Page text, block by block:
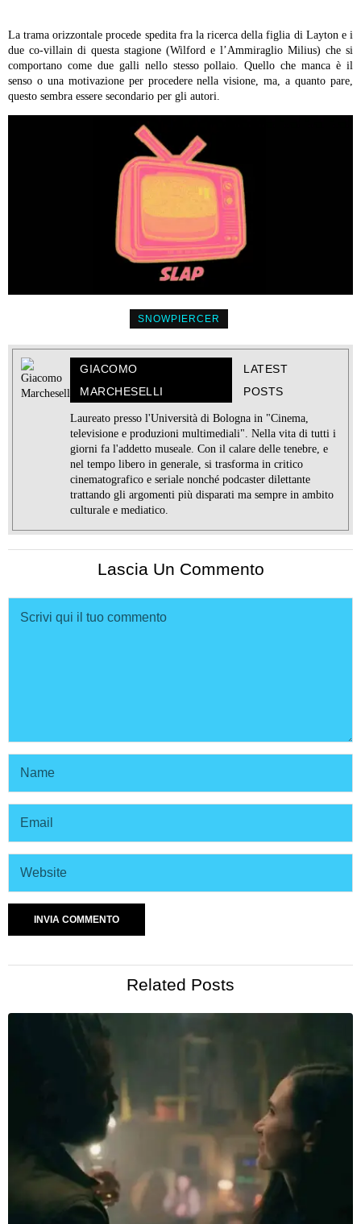
La trama orizzontale procede spedita fra la ricerca della figlia di Layton e i
due co-villain di questa stagione (Wilford e l’Ammiraglio Milius) che si
comportano come due galli nello stesso pollaio. Quello che manca è il
senso o una motivazione per procedere nella visione, ma, a quanto pare,
questo sembra essere secondario per gli autori.
SNOWPIERCER
GIACOMO
MARCHESELLI
LATEST
POSTS
Laureato presso l'Università di Bologna in "Cinema,
televisione e produzioni multimediali". Nella vita di tutti i
giorni fa l'addetto museale. Con il calare delle tenebre, e
nel tempo libero in generale, si trasforma in critico
cinematografico e seriale nonché podcaster dilettante
trattando gli argomenti più disparati ma sempre in ambito
culturale e mediatico.
Lascia Un Commento
Related Posts